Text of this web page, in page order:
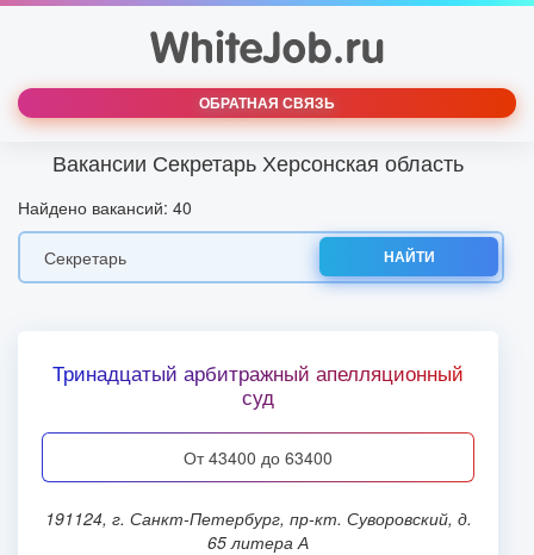
ОБРАТНАЯ СВЯЗЬ
Вакансии Секретарь Херсонская область
Найдено вакансий: 40
НАЙТИ
Тринадцатый арбитражный апелляционный
суд
от 43400 до 63400
191124, г. Санкт-Петербург, пр-кт. Суворовский, д.
65 литера А